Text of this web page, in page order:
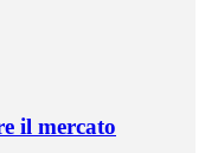
il mercato